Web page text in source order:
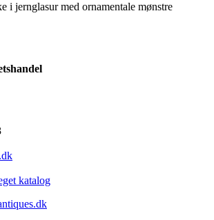
i jernglasur med ornamentale mønstre
katalog